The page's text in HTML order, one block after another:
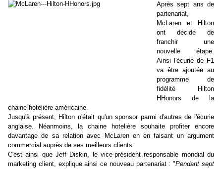
Après sept ans de
partenariat,
McLaren et Hilton
ont décidé de
franchir une
nouvelle étape.
Ainsi l'écurie de F1
va être ajoutée au
programme de
fidélité Hilton
HHonors de la
chaine hotelière américaine.
Jusqu'à présent, Hilton n'était qu'un sponsor parmi d'autres de l'écurie
anglaise. Néanmoins, la chaine hotelière souhaite profiter encore
davantage de sa relation avec McLaren en en faisant un argument
commercial auprès de ses meilleurs clients.
C'est ainsi que Jeff Diskin, le vice-président responsable mondial du
marketing client, explique ainsi ce nouveau partenariat : "Pendant sept